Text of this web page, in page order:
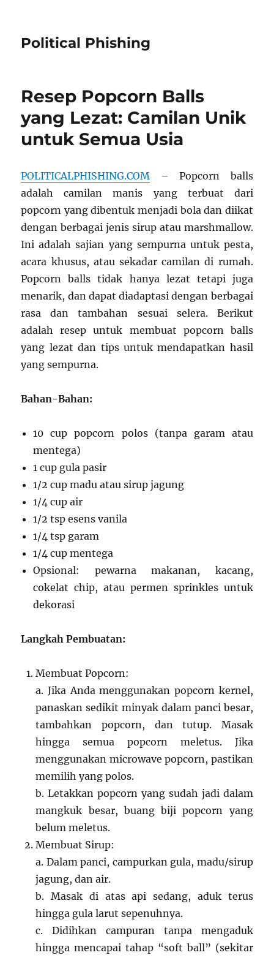
Political Phishing
Resep Popcorn Balls
yang Lezat: Camilan Unik
untuk Semua Usia
POLITICALPHISHING.COM – Popcorn balls
adalah camilan manis yang terbuat dari
popcorn yang dibentuk menjadi bola dan diikat
dengan berbagai jenis sirup atau marshmallow.
Ini adalah sajian yang sempurna untuk pesta,
acara khusus, atau sekadar camilan di rumah.
Popcorn balls tidak hanya lezat tetapi juga
menarik, dan dapat diadaptasi dengan berbagai
rasa dan tambahan sesuai selera. Berikut
adalah resep untuk membuat popcorn balls
yang lezat dan tips untuk mendapatkan hasil
yang sempurna.
Bahan-Bahan:
10 cup popcorn polos (tanpa garam atau
mentega)
1 cup gula pasir
1/2 cup madu atau sirup jagung
1/4 cup air
1/2 tsp esens vanila
1/4 tsp garam
1/4 cup mentega
Opsional: pewarna makanan, kacang,
cokelat chip, atau permen sprinkles untuk
dekorasi
Langkah Pembuatan:
Membuat Popcorn:
a. Jika Anda menggunakan popcorn kernel,
panaskan sedikit minyak dalam panci besar,
tambahkan popcorn, dan tutup. Masak
hingga semua popcorn meletus. Jika
menggunakan microwave popcorn, pastikan
memilih yang polos.
b. Letakkan popcorn yang sudah jadi dalam
mangkuk besar, buang biji popcorn yang
belum meletus.
Membuat Sirup:
a. Dalam panci, campurkan gula, madu/sirup
jagung, dan air.
b. Masak di atas api sedang, aduk terus
hingga gula larut sepenuhnya.
c. Didihkan campuran tanpa mengaduk
hingga mencapai tahap “soft ball” (sekitar